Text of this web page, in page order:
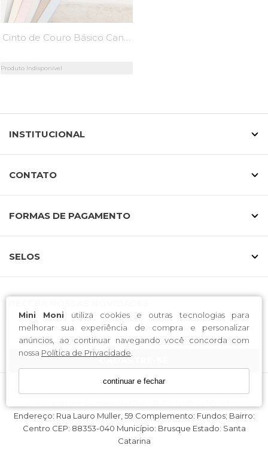
Mini Moni utiliza cookies e outras tecnologias para
melhorar sua experiência de compra e personalizar
anúncios, ao continuar navegando você concorda com
nossa Política de Privacidade
continuar e fechar
Cinto de Couro Básico Candy - Mini Moni
Produto Indisponível
INSTITUCIONAL
CONTATO
FORMAS DE PAGAMENTO
SELOS
CADASTRE-SE
Endereço: Rua Lauro Muller, 59 Complemento: Fundos; Bairro:
Centro CEP: 88353-040 Município: Brusque Estado: Santa
Catarina